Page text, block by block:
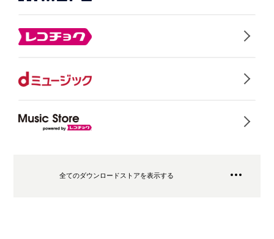
全てのダウンロードストアを表示する